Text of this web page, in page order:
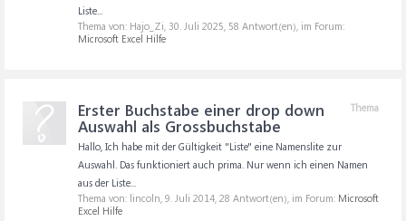
Liste...
Thema von: Hajo_Zi, 30. Juli 2025, 58 Antwort(en), im Forum:
Microsoft Excel Hilfe
Thema
Erster Buchstabe einer drop down
Auswahl als Grossbuchstabe
Hallo, Ich habe mit der Gültigkeit "Liste" eine Namenslite zur
Auswahl. Das funktioniert auch prima. Nur wenn ich einen Namen
aus der Liste...
Thema von: lincoln, 9. Juli 2014, 28 Antwort(en), im Forum: Microsoft
Excel Hilfe